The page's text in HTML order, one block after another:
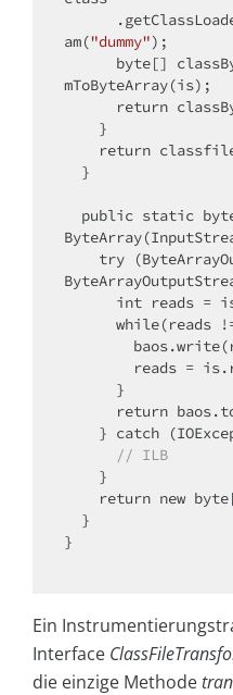
am("dummy");
byte[]
mToByteArray(is);
return
return
public static
try
int reads =
while(reads
return
    }
catch
// ILB
return new byte
}
Ein
Interface
die einzige Methode